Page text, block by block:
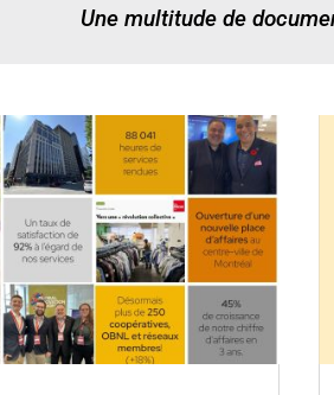
Une multitude de